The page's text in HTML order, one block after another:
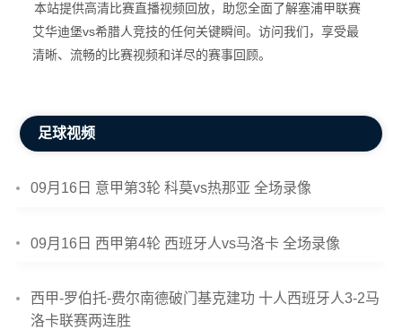
本站提供高清比赛直播视频回放，助您全面了解塞浦甲联赛
艾华迪堡vs希腊人竞技的任何关键瞬间。访问我们，享受最
清晰、流畅的比赛视频和详尽的赛事回顾。
足球视频
09月16日 意甲第3轮 科莫vs热那亚 全场录像
09月16日 西甲第4轮 西班牙人vs马洛卡 全场录像
西甲-罗伯托-费尔南德破门基克建功 十人西班牙人3-2马
洛卡联赛两连胜